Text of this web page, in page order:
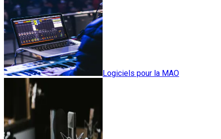
Logiciels pour la MAO